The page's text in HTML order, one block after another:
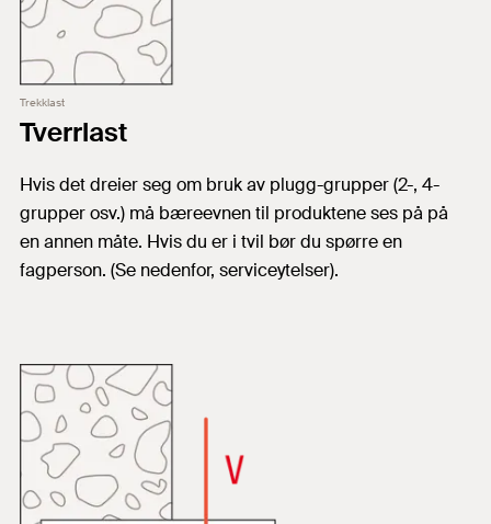
Trekklast
Tverrlast
Hvis det dreier seg om bruk av plugg-grupper (2-, 4-
grupper osv.) må bæreevnen til produktene ses på på
en annen måte. Hvis du er i tvil bør du spørre en
fagperson. (Se nedenfor, serviceytelser).